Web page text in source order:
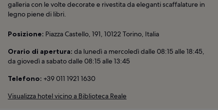
galleria con le volte decorate e rivestita da eleganti scaffalature in
legno piene di libri.
Posizione: Piazza Castello, 191, 10122 Torino, Italia
Orario di apertura: da lunedì a mercoledì dalle 08:15 alle 18:45,
da giovedì a sabato dalle 08:15 alle 13:45
Telefono: +39 011 1921 1630
Visualizza hotel vicino a Biblioteca Reale